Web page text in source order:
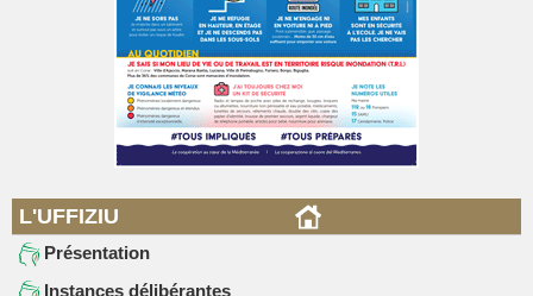
L'UFFIZIU
Présentation
Instances délibérantes